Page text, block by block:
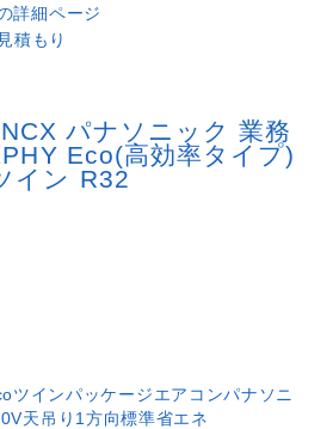
パナソニック 業務
Eco(高効率タイプ)
イン R32
ツインパッケージエアコンパナソニ
天吊り1方向標準省エネ